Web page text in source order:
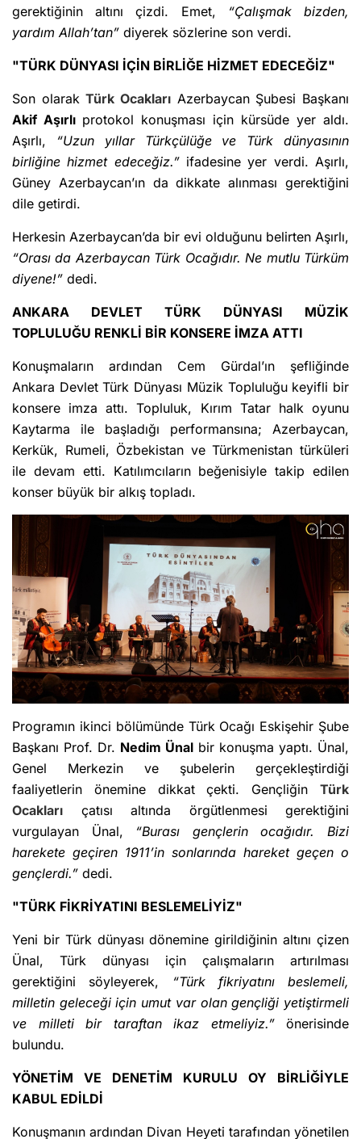
gerektiğinin altını çizdi. Emet,
“Çalışmak bizden,
yardım Allah’tan” diyerek sözlerine son verdi.
"TÜRK DÜNYASI İÇİN BİRLİĞE HİZMET EDECEĞİZ"
Son olarakTürk Ocakları Azerbaycan Şubesi Başkanı
Akif Aşırlı protokol konuşması için kürsüde yer aldı.
Aşırlı,
“Uzun yıllar Türkçülüğe ve Türk dünyasının
birliğine hizmet edeceğiz.”ifadesine yer verdi. Aşırlı,
Güney Azerbaycan’ın da dikkate alınması gerektiğini
dile getirdi.
Herkesin Azerbaycan’da bir evi olduğunu belirten Aşırlı,
“Orası da Azerbaycan Türk Ocağıdır. Ne mutlu Türküm
diyene!” dedi.
ANKARA DEVLET TÜRK DÜNYASI MÜZİK
TOPLULUĞU RENKLİ BİR KONSERE İMZA ATTI
Konuşmaların ardından Cem Gürdal’ın şefliğinde
Ankara Devlet Türk Dünyası Müzik Topluluğu keyifli bir
konsere imza attı. Topluluk, Kırım Tatar halk oyunu
Kaytarma ile başladığı performansına; Azerbaycan,
Kerkük, Rumeli, Özbekistan ve Türkmenistan türküleri
ile devam etti. Katılımcıların beğenisiyle takip edilen
konser büyük bir alkış topladı.
Programın ikinci bölümünde Türk Ocağı Eskişehir Şube
Başkanı Prof. Dr. Nedim Ünal bir konuşma yaptı. Ünal,
Genel Merkezin ve şubelerin gerçekleştirdiği
faaliyetlerin önemine dikkat çekti. Gençliğin Türk
Ocakları çatısı altında örgütlenmesi gerektiğini
vurgulayan Ünal, “Burası gençlerin ocağıdır. Bizi
harekete geçiren 1911’in sonlarında hareket geçen o
gençlerdi.” dedi.
"TÜRK FİKRİYATINI BESLEMELİYİZ"
Yeni bir Türk dünyası dönemine girildiğinin altını çizen
Ünal, Türk dünyası için çalışmaların artırılması
gerektiğini söyleyerek,
“Türk fikriyatını beslemeli,
milletin geleceği için umut var olan gençliği yetiştirmeli
ve milleti bir taraftan ikaz etmeliyiz.”önerisinde
bulundu.
YÖNETİM VE DENETİM KURULU OY BİRLİĞİYLE
KABUL EDİLDİ
Konuşmanın ardından Divan Heyeti tarafından yönetilen